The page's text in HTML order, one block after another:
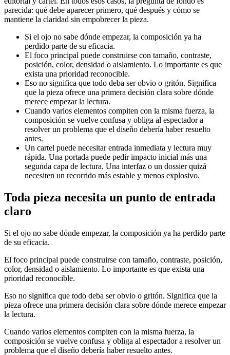
parecida: qué debe aparecer primero, qué después y cómo se
mantiene la claridad sin empobrecer la pieza.
Si el ojo no sabe dónde empezar, la composición ya ha
perdido parte de su eficacia.
El foco principal puede construirse con tamaño, contraste,
posición, color, densidad o aislamiento. Lo importante es que
exista una prioridad reconocible.
Eso no significa que todo deba ser obvio o gritón. Significa
que la pieza ofrece una primera decisión clara sobre dónde
merece empezar la lectura.
Cuando varios elementos compiten con la misma fuerza, la
composición se vuelve confusa y obliga al espectador a
resolver un problema que el diseño debería haber resuelto
antes.
Un cartel puede necesitar entrada inmediata y lectura muy
rápida. Una portada puede pedir impacto inicial más una
segunda capa de lectura. Una interfaz o un dossier quizá
necesiten un recorrido más estable y menos explosivo.
Toda pieza necesita un punto de entrada
claro
Si el ojo no sabe dónde empezar, la composición ya ha perdido parte
de su eficacia.
El foco principal puede construirse con tamaño, contraste, posición,
color, densidad o aislamiento. Lo importante es que exista una
prioridad reconocible.
Eso no significa que todo deba ser obvio o gritón. Significa que la
pieza ofrece una primera decisión clara sobre dónde merece empezar
la lectura.
Cuando varios elementos compiten con la misma fuerza, la
composición se vuelve confusa y obliga al espectador a resolver un
problema que el diseño debería haber resuelto antes.